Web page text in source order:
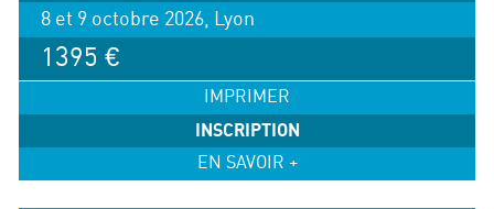
8 et 9 octobre 2026, Lyon
1395 €
IMPRIMER
INSCRIPTION
EN SAVOIR +